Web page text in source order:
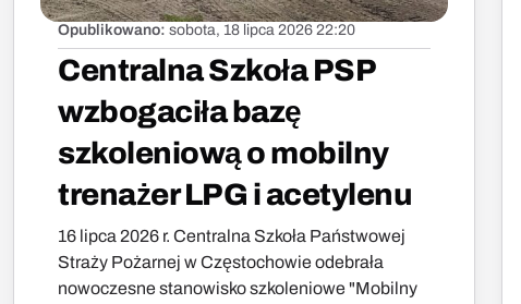
Opublikowano: sobota, 18 lipca 2026 22:20
Centralna Szkoła PSP
wzbogaciła bazę
szkoleniową o mobilny
trenażer LPG i acetylenu
16 lipca 2026 r. Centralna Szkoła Państwowej
Straży Pożarnej w Częstochowie odebrała
nowoczesne stanowisko szkoleniowe "Mobilny